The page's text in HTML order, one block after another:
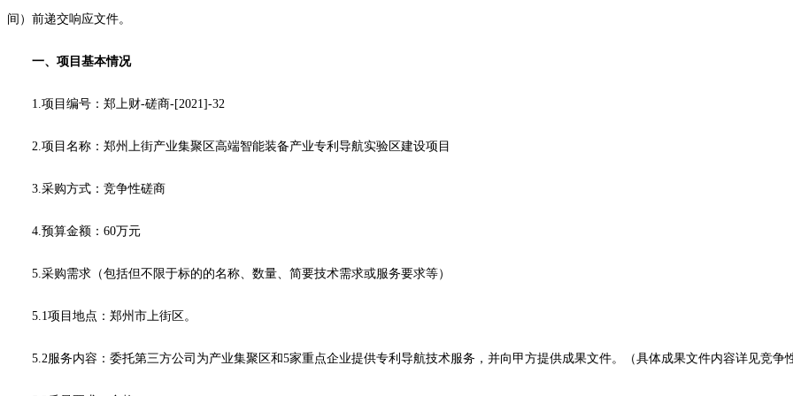
间）前递交响应文件。
一、项目基本情况
1.项目编号： 郑上财-磋商-[2021]-32
2.项目名称：郑州上街产业集聚区高端智能装备产业专利导航实验区建设项目
3.采购方式：竞争性磋商
4.预算金额：60万元
5.采购需求（包括但不限于标的的名称、数量、简要技术需求或服务要求等）
5.1项目地点：郑州市上街区 。
5.2服务内容： 委托第三方公司为产业集聚区和5家重点企业提供专利导航技术服务，并向甲方提供成果文件。（具体成果文件内容详见竞争